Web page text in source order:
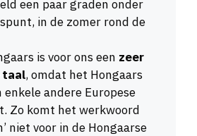
een paar graden onder
in de zomer rond de
is voor ons een zeer
taal, omdat het Hongaars
enkele andere Europese
Zo komt het werkwoord
niet voor in de Hongaarse